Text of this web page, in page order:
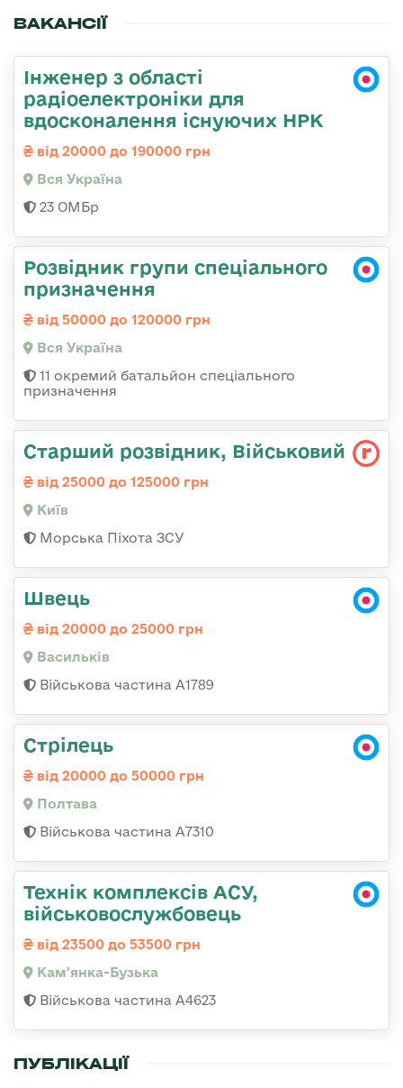
ВАКАНСІЇ
Інженер з області
радіоелектроніки для
вдосконалення існуючих НРК
від 20000 до 190000 грн
Вся Україна
23 ОМБр
Розвідник групи спеціального
призначення
від 50000 до 120000 грн
Вся Україна
11 окремий батальйон спеціального
призначення
Старший розвідник, Військовий
від 25000 до 125000 грн
Київ
Морська Піхота ЗСУ
Швець
від 20000 до 25000 грн
Васильків
Військова частина А1789
Стрілець
від 20000 до 50000 грн
Полтава
Військова частина A7310
Технік комплексів АСУ,
військовослужбовець
від 23500 до 53500 грн
Кам'янка-Бузька
Військова частина А4623
ПУБЛІКАЦІЇ